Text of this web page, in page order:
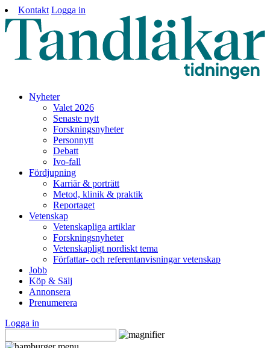
Kontakt Logga in
Nyheter
Valet 2026
Senaste nytt
Forskningsnyheter
Personnytt
Debatt
Ivo-fall
Fördjupning
Karriär & porträtt
Metod, klinik & praktik
Reportaget
Vetenskap
Vetenskapliga artiklar
Forskningsnyheter
Vetenskapligt nordiskt tema
Författar- och referentanvisningar vetenskap
Jobb
Köp & Sälj
Annonsera
Prenumerera
Logga in